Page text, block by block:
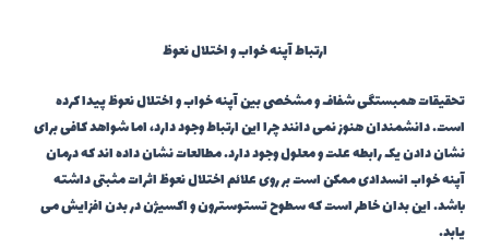
ارتباط آپنه خواب و اختلال نعوظ
تحقیقات همبستگی شفاف و مشخصی بین آپنه خواب و اختلال نعوظ پیدا کرده
است. دانشمندان هنوز نمی دانند چرا این ارتباط وجود دارد، اما شواهد کافی برای
نشان دادن یک رابطه علت و معلول وجود دارد. مطالعات نشان داده اند که درمان
آپنه خواب انسدادی ممکن است بر روی علائم اختلال نعوظ اثرات مثبتی داشته
باشد. این بدان خاطر است که سطوح تستوسترون و اکسیژن در بدن افزایش می
یابد.